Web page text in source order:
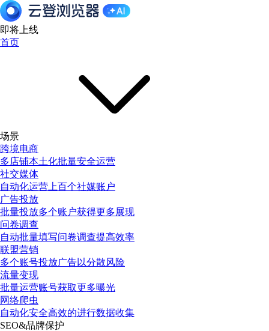
即将上线
首页
场景
跨境电商
多店铺本土化批量安全运营
社交媒体
自动化运营上百个社媒账户
广告投放
批量投放多个账户获得更多展现
问卷调查
自动批量填写问卷调查提高效率
联盟营销
多个账号投放广告以分散风险
流量变现
批量运营账号获取更多曝光
网络爬虫
自动化安全高效的进行数据收集
SEO&品牌保护